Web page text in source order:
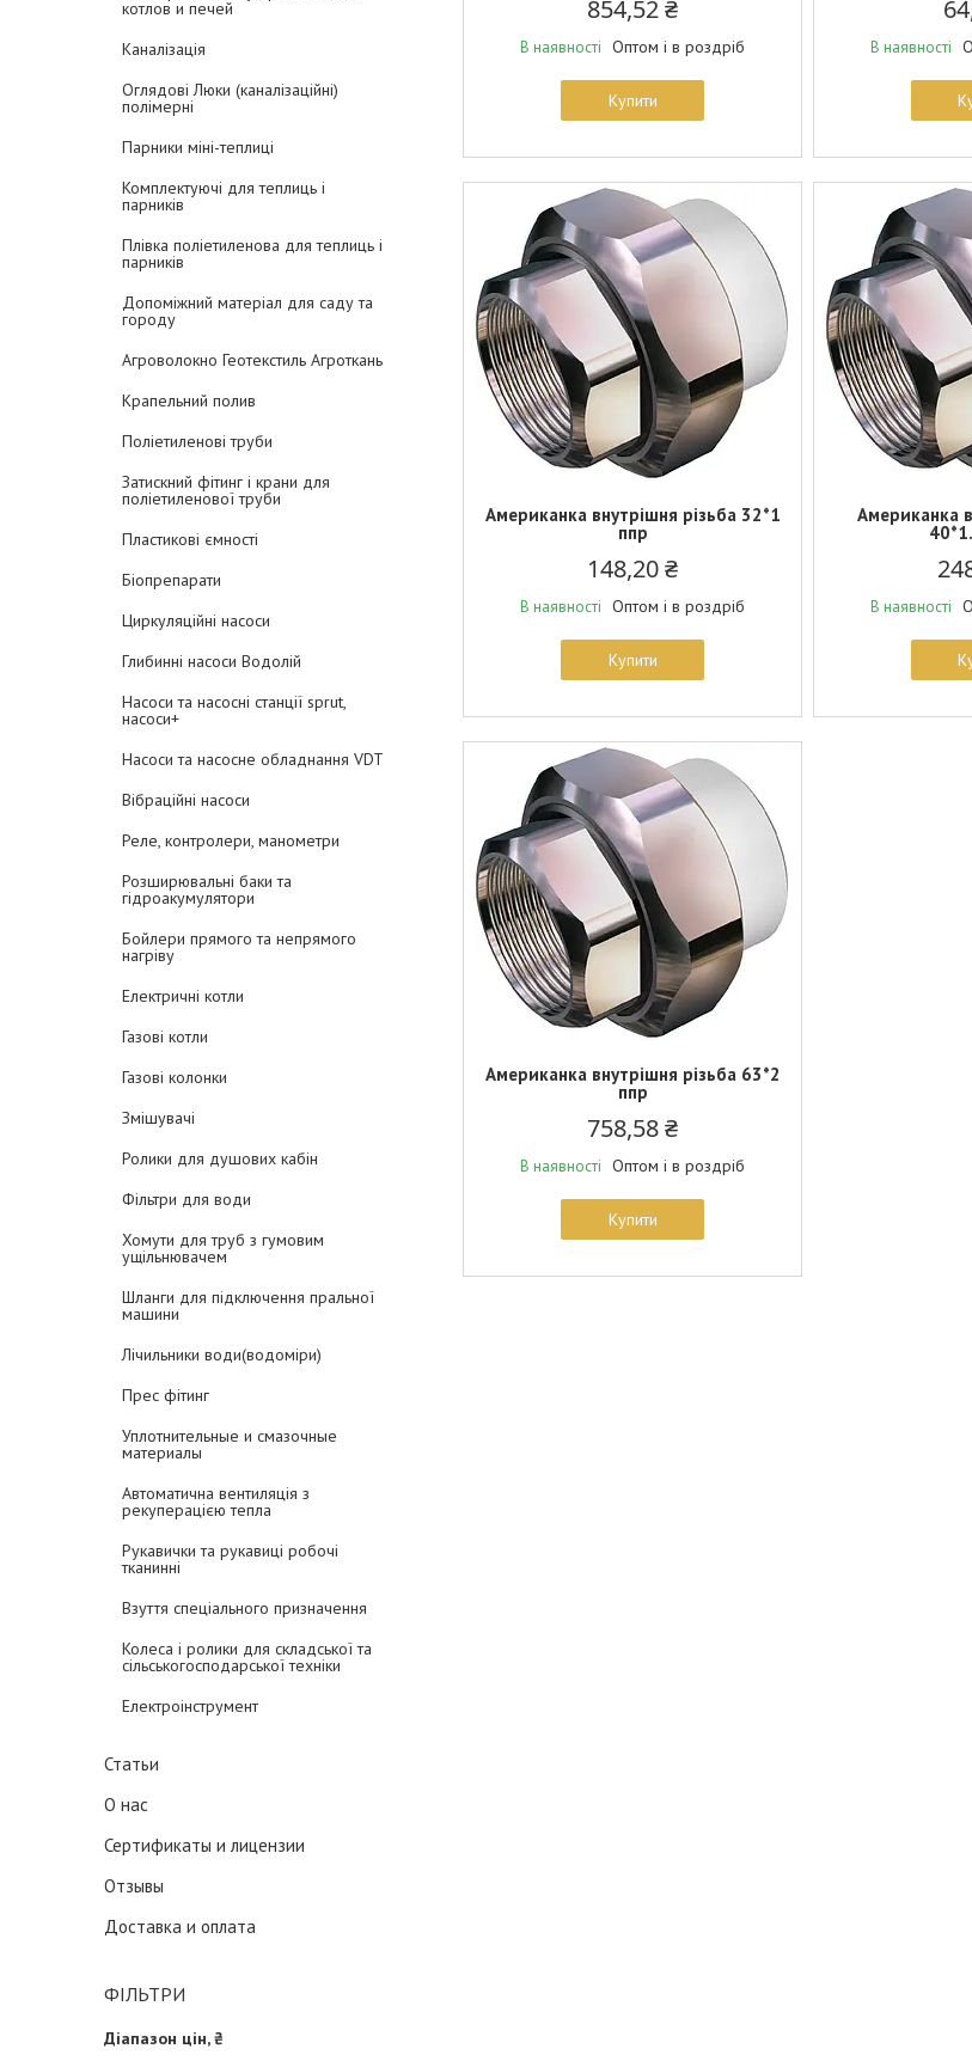
котлов и печей
Каналізація
Оглядові Люки (каналізаційні)
полімерні
Парники міні-теплиці
Комплектуючі для теплиць і
парників
Плівка поліетиленова для теплиць і
парників
Допоміжний матеріал для саду та
городу
Агроволокно Геотекстиль Агроткань
Крапельний полив
Поліетиленові труби
Затискний фітинг і крани для
поліетиленової труби
Пластикові ємності
Біопрепарати
Циркуляційні насоси
Глибинні насоси Водолій
Насоси та насосні станції sprut,
насоси+
Насоси та насосне обладнання VDT
Вібраційні насоси
Реле, контролери, манометри
Розширювальні баки та
гідроакумулятори
Бойлери прямого та непрямого
нагріву
Електричні котли
Газові котли
Газові колонки
Змішувачі
Ролики для душових кабін
Фільтри для води
Хомути для труб з гумовим
ущільнювачем
Шланги для підключення пральної
машини
Лічильники води(водоміри)
Прес фітинг
Уплотнительные и смазочные
материалы
Автоматична вентиляція з
рекуперацією тепла
Рукавички та рукавиці робочі
тканинні
Взуття спеціального призначення
Колеса і ролики для складської та
сільськогосподарської техніки
Електроінструмент
Статьи
О нас
Сертификаты и лицензии
Отзывы
Доставка и оплата
ФІЛЬТРИ
Діапазон цін, ₴
854,52 ₴
В наявності Оптом і в роздріб
Купити
В наявності
Американка внутрішня різьба 32*1
ппр
148,20 ₴
В наявності Оптом і в роздріб
Купити
Американка
В наявності
Американка внутрішня різьба 63*2
ппр
758,58 ₴
В наявності Оптом і в роздріб
Купити